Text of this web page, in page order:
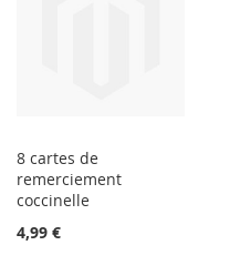
8 cartes de
remerciement
coccinelle
4,99 €